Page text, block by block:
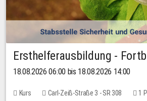
Ersthelferausbildung -
18.08.2026 06:00 bis 18.08.2026 14:00
Kurs Carl-Zeiß-Straße 3 - SR 308 1